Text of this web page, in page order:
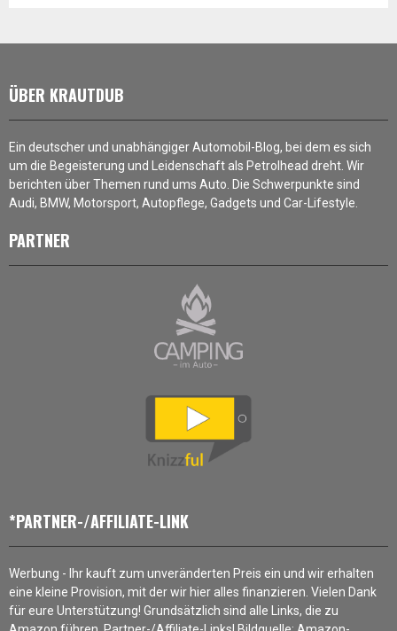
ÜBER KRAUTDUB
Ein deutscher und unabhängiger Automobil-Blog, bei dem es sich
um die Begeisterung und Leidenschaft als Petrolhead dreht. Wir
berichten über Themen rund ums Auto. Die Schwerpunkte sind
Audi, BMW, Motorsport, Autopflege, Gadgets und Car-Lifestyle.
PARTNER
*PARTNER-/AFFILIATE-LINK
Werbung - Ihr kauft zum unveränderten Preis ein und wir erhalten
eine kleine Provision, mit der wir hier alles finanzieren. Vielen Dank
für eure Unterstützung! Grundsätzlich sind alle Links, die zu